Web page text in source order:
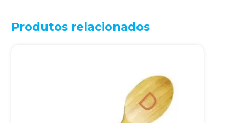
Produtos relacionados